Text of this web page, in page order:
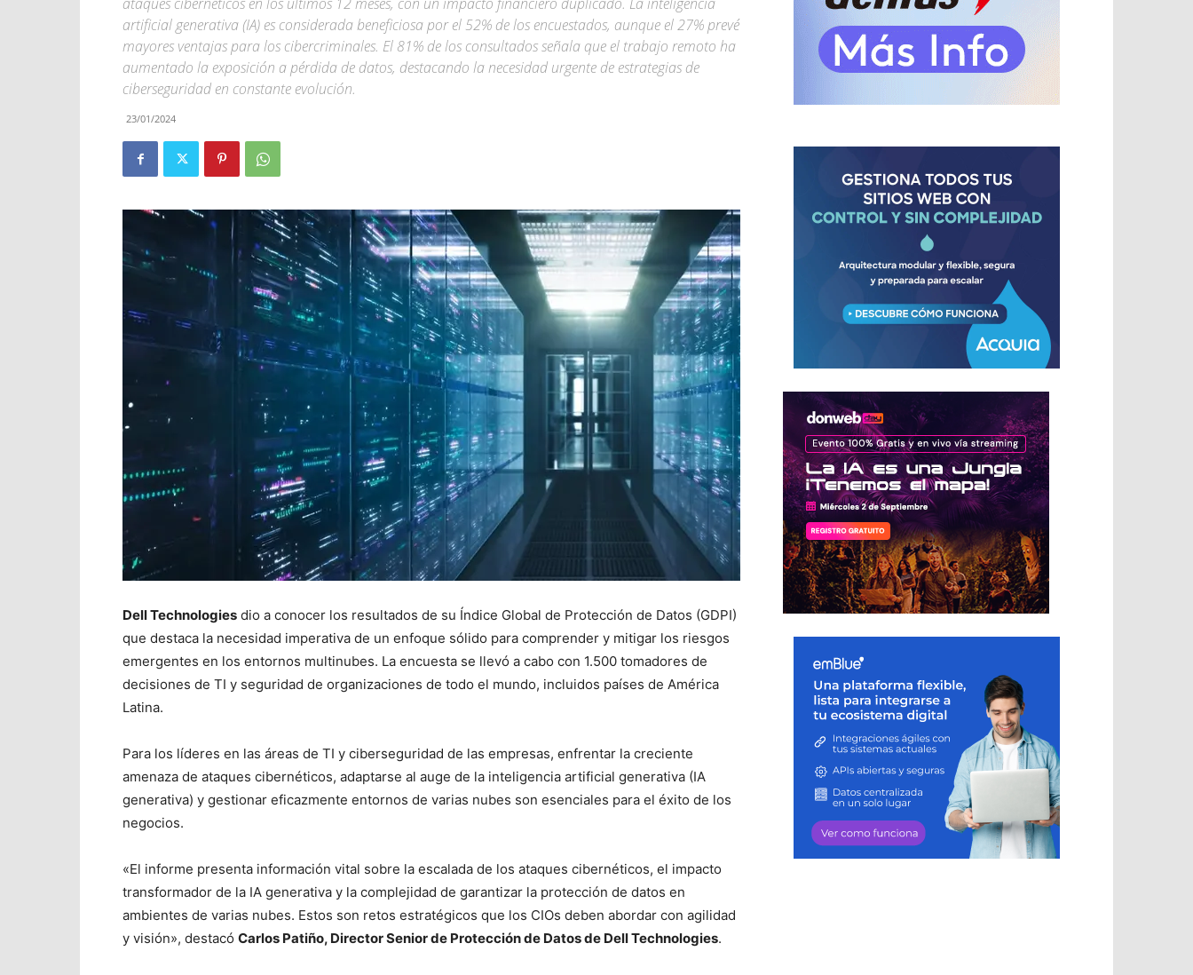
artificial generativa (IA) es considerada beneficiosa por el 52% de los encuestados, aunque el 27% prevé
mayores ventajas para los cibercriminales. El 81% de los consultados señala que el trabajo remoto ha
aumentado la exposición a pérdida de datos, destacando la necesidad urgente de estrategias de
ciberseguridad en constante evolución.
23/01/2024
Dell Technologies dio a conocer los resultados de su Índice Global de Protección de Datos (GDPI)
que destaca la necesidad imperativa de un enfoque sólido para comprender y mitigar los riesgos
emergentes en los entornos multinubes. La encuesta se llevó a cabo con 1.500 tomadores de
decisiones de TI y seguridad de organizaciones de todo el mundo, incluidos países de América
Latina.
Para los líderes en las áreas de TI y ciberseguridad de las empresas, enfrentar la creciente
amenaza de ataques cibernéticos, adaptarse al auge de la inteligencia artificial generativa (IA
generativa) y gestionar eficazmente entornos de varias nubes son esenciales para el éxito de los
negocios.
«El informe presenta información vital sobre la escalada de los ataques cibernéticos, el impacto
transformador de la IA generativa y la complejidad de garantizar la protección de datos en
ambientes de varias nubes. Estos son retos estratégicos que los CIOs deben abordar con agilidad
y visión», destacó Carlos Patiño, Director Senior de Protección de Datos de Dell Technologies.